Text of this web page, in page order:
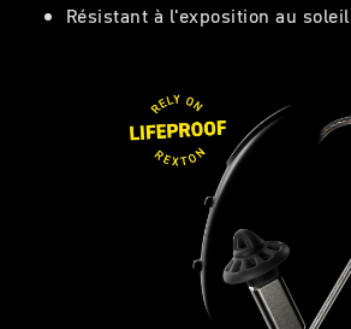
Résistant à l'exposition au soleil